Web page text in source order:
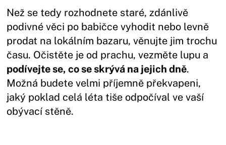
Než se tedy rozhodnete staré, zdánlivě
podivné věci po babičce vyhodit nebo levně
prodat na lokálním bazaru, věnujte jim trochu
času. Očistěte je od prachu, vezměte lupu a
podívejte se, co se skrývá na jejich dně.
Možná budete velmi příjemně překvapeni,
jaký poklad celá léta tiše odpočíval ve vaší
obývací stěně.